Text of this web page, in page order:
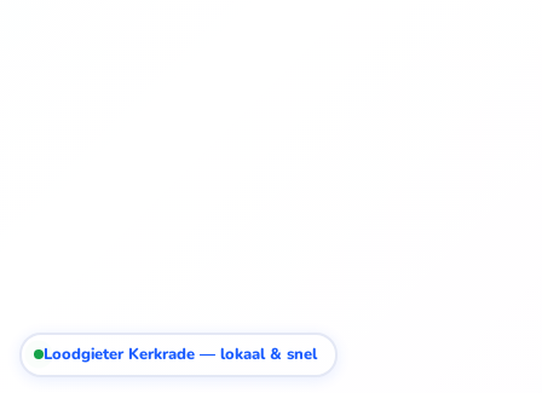
Loodgieter Kerkrade — lokaal & snel